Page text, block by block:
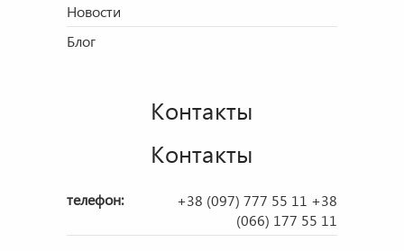
Новости
Блог
Контакты
Контакты
телефон: +38 (097) 777 55 11 +38
(066) 177 55 11